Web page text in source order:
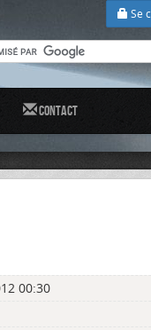
Se
Contact
00:30